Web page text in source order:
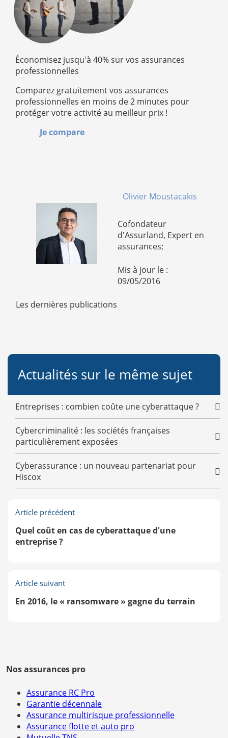
Économisez jusqu'à 40% sur vos assurances
professionnelles
Comparez gratuitement vos assurances
professionnelles en moins de 2 minutes pour
protéger votre activité au meilleur prix !
Je compare
Olivier Moustacakis
Cofondateur
d'Assurland, Expert en
assurances;
Mis à jour le :
09/05/2016
Les dernières publications
Actualités sur le même sujet
Entreprises : combien coûte une cyberattaque ?
Cybercriminalité : les sociétés françaises
particulièrement exposées
Cyberassurance : un nouveau partenariat pour
Hiscox
Article précédent
Quel coût en cas de cyberattaque d'une
entreprise ?
Article suivant
En 2016, le « ransomware » gagne du terrain
Nos assurances pro
Assurance RC Pro
Garantie décennale
Assurance multirisque professionnelle
Assurance flotte et auto pro